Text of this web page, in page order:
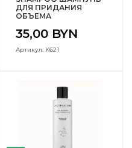
ДЛЯ ПРИДАНИЯ
ОБЪЕМА
35,00 BYN
Артикул: K621